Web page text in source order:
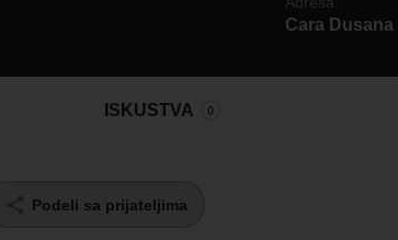
Cara Dusana
ISKUSTVA 0
Podeli sa prijateljima